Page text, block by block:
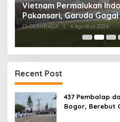
Vietnam Permalukan
Pakansari, Garuda
Kandang
Di OLAHRAGA 4 Agustus 2026
Recent Post
437 Pembalap
Bogor, Berebut